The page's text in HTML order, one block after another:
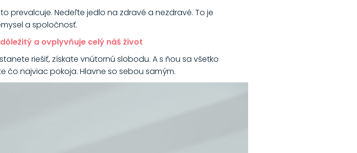
prevalcuje. Nedeľte jedlo na zdravé a nezdravé. To je
a spoločnosť.
a ovplyvňuje celý náš život
riešiť, získate vnútornú slobodu. A s ňou sa všetko
čo najviac pokoja. Hlavne so sebou samým.